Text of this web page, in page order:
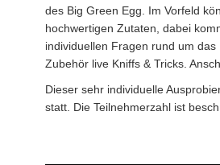
des Big Green Egg. Im Vorfeld
hochwertigen Zutaten, dabei
individuellen Fragen rund um
Zubehör live Kniffs & Tricks.
Dieser sehr individuelle
statt. Die Teilnehmerzahl ist